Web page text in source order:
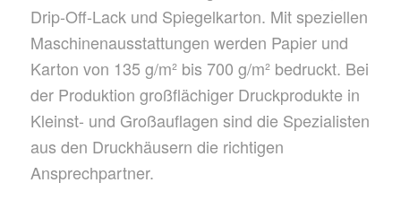
1640 mm und Veredelungen z.B. UV-Lack,
Drip-Off-Lack und Spiegelkarton. Mit speziellen
Maschinenausstattungen werden Papier und
Karton von 135 g/m² bis 700 g/m² bedruckt. Bei
der Produktion großflächiger Druckprodukte in
Kleinst- und Großauflagen sind die Spezialisten
aus den Druckhäusern die richtigen